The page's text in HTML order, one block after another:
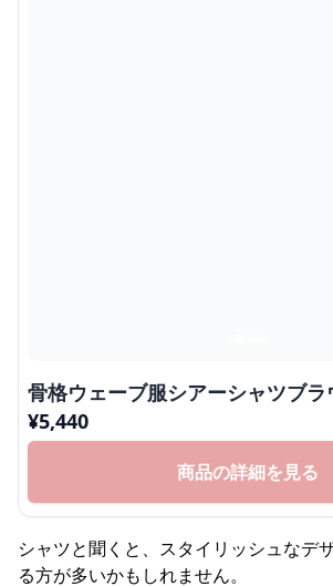
骨格ウェーブ服シアーシャツブラ
¥5,440
商品の詳細を見る
シャツと聞くと、スタイリッシュなデ
る方が多いかもしれません。